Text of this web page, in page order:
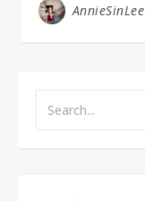
AnnieSinLee